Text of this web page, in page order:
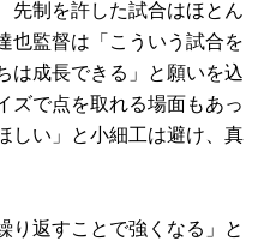
制を許した試合はほとん
也監督は「こういう試合を
は成長できる」と願いを込
ズで点を取れる場面もあっ
しい」と小細工は避け、真
返すことで強くなる」と